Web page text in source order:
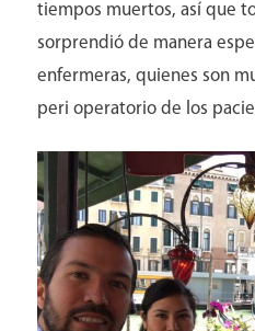
Aviso y
tiempos muertos, así que
sorprendió de manera
enfermeras, quienes son
peri operatorio de los